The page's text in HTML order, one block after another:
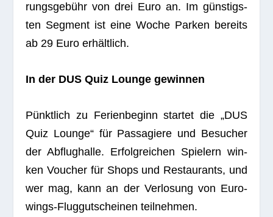
rungs­ge­bühr von drei Euro an. Im güns­tigs­
ten Seg­ment ist eine Woche Par­ken bereits
ab 29 Euro erhältlich.
In der DUS Quiz Lounge gewinnen
Pünkt­lich zu Feri­en­be­ginn star­tet die „DUS
Quiz Lounge“ für Pas­sa­giere und Besu­cher
der Abflug­halle. Erfolg­rei­chen Spie­lern win­
ken Vou­cher für Shops und Restau­rants, und
wer mag, kann an der Ver­lo­sung von Euro­
wings-Flug­gut­schei­nen teilnehmen.